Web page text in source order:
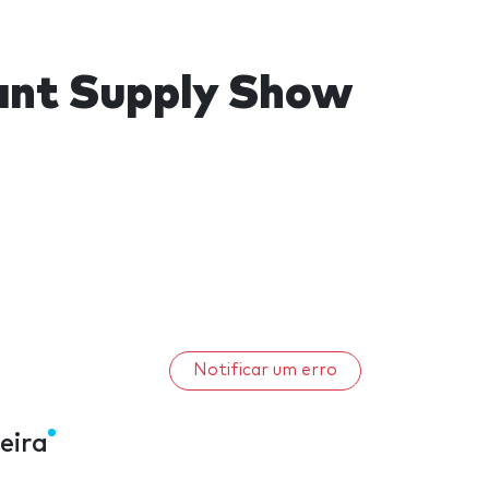
Supply Show
Notificar um erro